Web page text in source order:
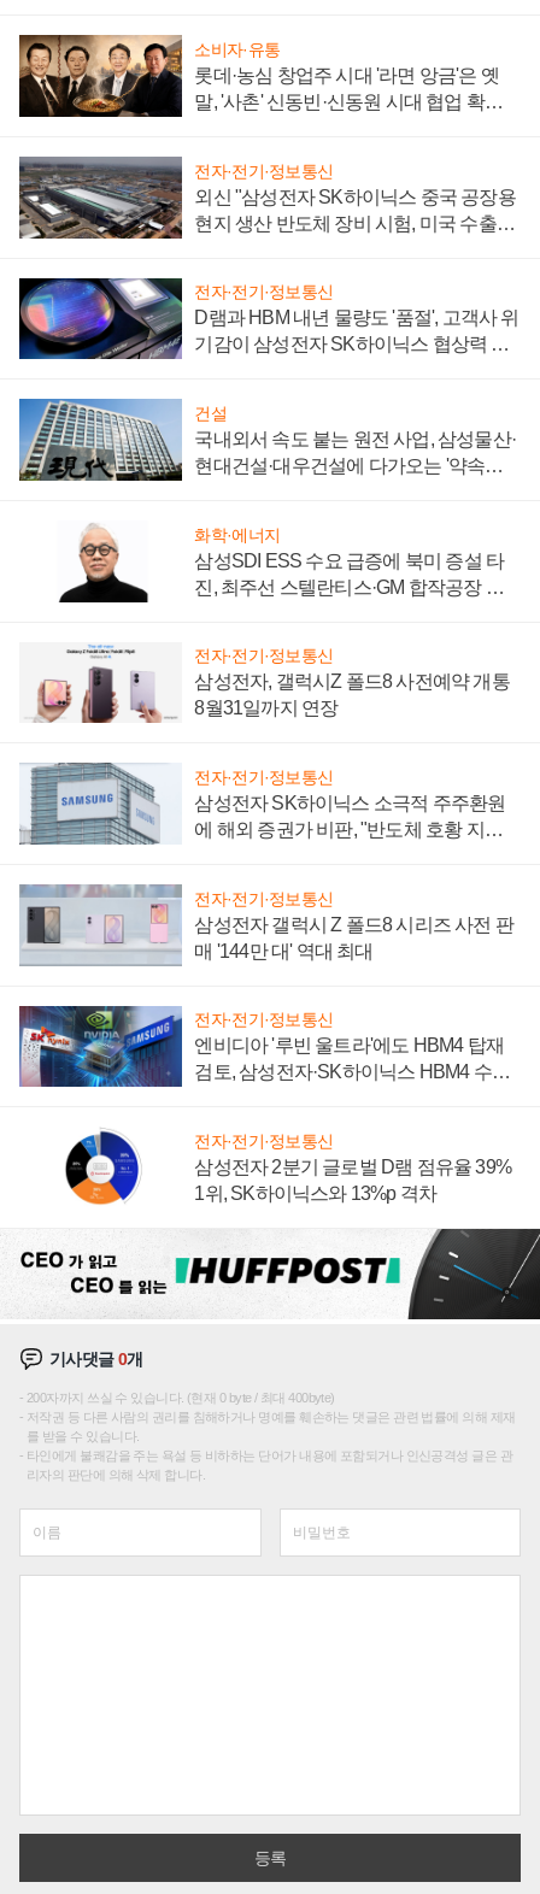
소비자·유통
롯데·농심 창업주 시대 '라면 앙금'은 옛
말, '사촌' 신동빈·신동원 시대 협업 확대
전자·전기·정보통신
외신 "삼성전자 SK하이닉스 중국 공장용
현지 생산 반도체 장비 시험, 미국 수출통
전자·전기·정보통신
D램과 HBM 내년 물량도 '품절', 고객사 위
기감이 삼성전자 SK하이닉스 협상력 더
건설
국내외서 속도 붙는 원전 사업, 삼성물산·
현대건설·대우건설에 다가오는 '약속의
화학·에너지
삼성SDI ESS 수요 급증에 북미 증설 타
진, 최주선 스텔란티스·GM 합작공장 건
전자·전기·정보통신
삼성전자, 갤럭시Z 폴드8 사전예약 개통
8월31일까지 연장
전자·전기·정보통신
삼성전자 SK하이닉스 소극적 주주환원
에 해외 증권가 비판, "반도체 호황 지속
전자·전기·정보통신
삼성전자 갤럭시 Z 폴드8 시리즈 사전 판
매 '144만 대' 역대 최대
전자·전기·정보통신
엔비디아 '루빈 울트라'에도 HBM4 탑재
검토, 삼성전자·SK하이닉스 HBM4 수율
전자·전기·정보통신
삼성전자 2분기 글로벌 D램 점유율 39%
1위, SK하이닉스와 13%p 격차
기사댓글0개
200자까지 쓰실 수 있습니다. (현재 0 byte / 최대 400byte)
저작권 등 다른 사람의 권리를 침해하거나 명예를 훼손하는 댓글은 관련 법률에 의해 제재
를 받을 수 있습니다.
타인에게 불쾌감을 주는 욕설 등 비하하는 단어가 내용에 포함되거나 인신공격성 글은 관
리자의 판단에 의해 삭제 합니다.